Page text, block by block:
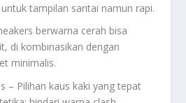
tampilan santai namun rapi.
berwarna cerah bisa
di kombinasikan dengan
minimalis.
– Pilihan kaus kaki yang tepat